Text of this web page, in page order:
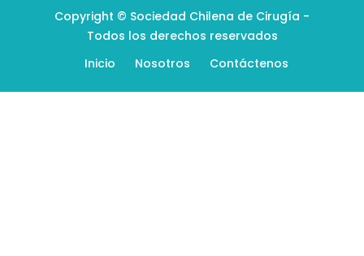
Copyright © Sociedad Chilena de Cirugía -
Todos los derechos reservados
Inicio
Nosotros Contáctenos